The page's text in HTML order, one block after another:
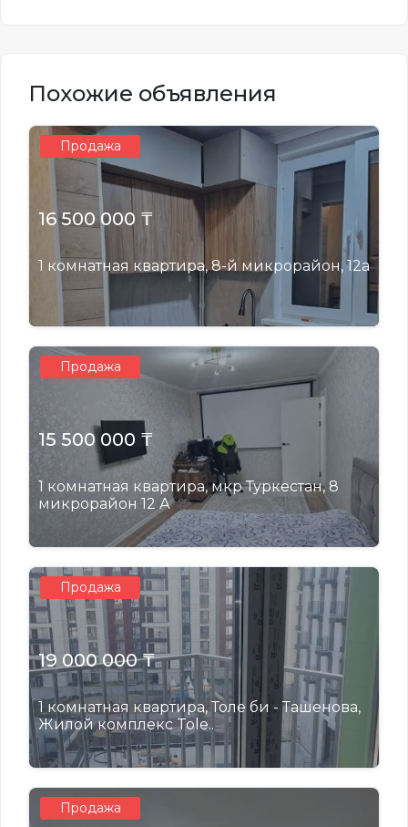
Похожие объявления
Продажа
16 500 000 ₸
1 комнатная квартира, 8-й микрорайон, 12а
Продажа
15 500 000 ₸
1 комнатная квартира, мкр Туркестан, 8
микрорайон 12 А
Продажа
19 000 000 ₸
1 комнатная квартира, Толе би - Ташенова,
Жилой комплекс Tole..
Продажа